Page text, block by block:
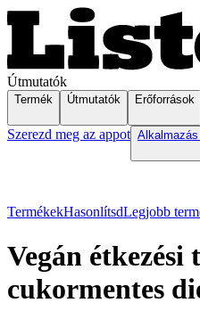
Útmutatók
Termék Útmutatók Erőforrások
Szerezd meg az appot
TermékekHasonlítsdLegjobb
Vegán étkezési
cukormentes